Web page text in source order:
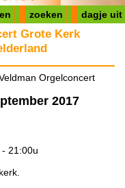
zoeken dagje uit
Grote Kerk
Orgelconcert
2017
21:00u